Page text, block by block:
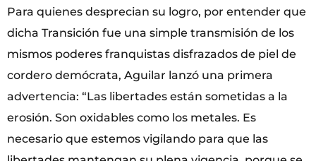
Para quienes desprecian su logro, por entender que
dicha Transición fue una simple transmisión de los
mismos poderes franquistas disfrazados de piel de
cordero demócrata, Aguilar lanzó una primera
advertencia: “Las libertades están sometidas a la
erosión. Son oxidables como los metales. Es
necesario que estemos vigilando para que las